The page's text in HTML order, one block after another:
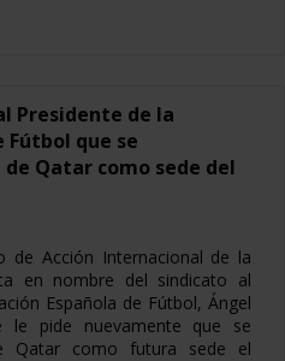
Presidente de la
Fútbol que se
Qatar como sede del
de Acción Internacional de la
en nombre del sindicato al
Española de Fútbol, Ángel
pide nuevamente que se
Qatar como futura sede el